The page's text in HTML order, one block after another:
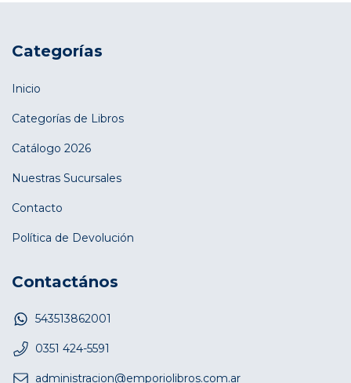
Categorías
Inicio
Categorías de Libros
Catálogo 2026
Nuestras Sucursales
Contacto
Política de Devolución
Contactános
543513862001
0351 424-5591
administracion@emporiolibros.com.ar